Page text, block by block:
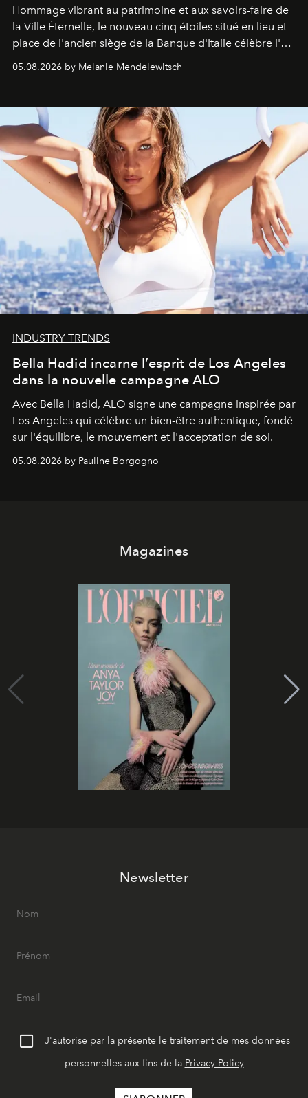
Hommage vibrant au patrimoine et aux savoirs-faire de
la Ville Éternelle, le nouveau cinq étoiles situé en lieu et
place de l'ancien siège de la Banque d'Italie célèbre l'art
de vivre Romain dans toute son élégance intemporelle.
05.08.2026 by Melanie Mendelewitsch
INDUSTRY TRENDS
Bella Hadid incarne l’esprit de Los Angeles
dans la nouvelle campagne ALO
Avec Bella Hadid, ALO signe une campagne inspirée par
Los Angeles qui célèbre un bien-être authentique, fondé
sur l'équilibre, le mouvement et l'acceptation de soi.
05.08.2026 by Pauline Borgogno
Magazines
Newsletter
J'autorise par la présente le traitement de mes données
personnelles aux fins de la Privacy Policy